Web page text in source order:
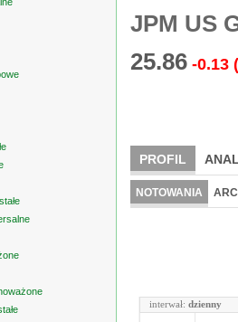
JPM US
25.86 -0.13
PROFIL
NOTOWANIA
interwał: dzienny